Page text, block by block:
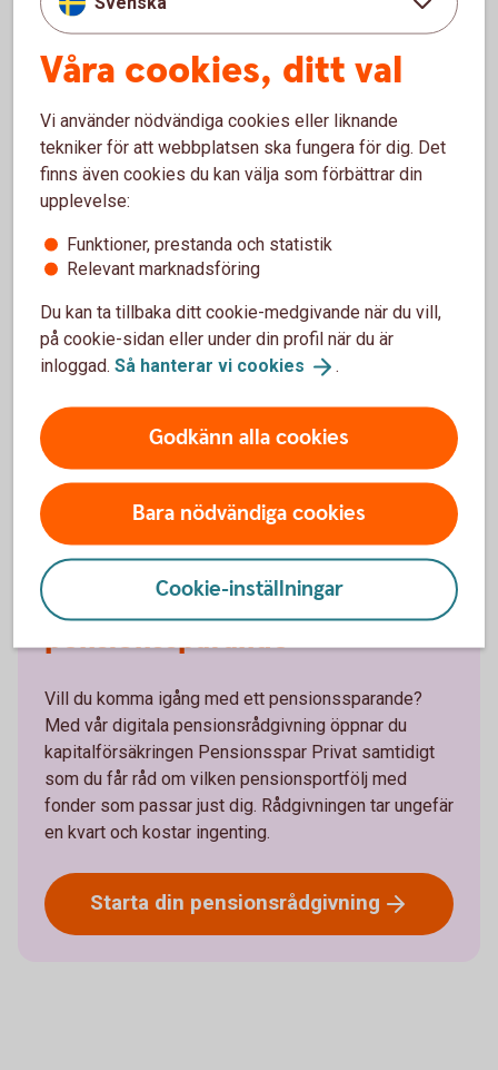
Skattat och klart
Du kan när som helst kostnads- och skattefritt
byta fonder under spartiden.
skattefria. I stället dras en schablonskatt, så
kallad avkastningsskatt, varje år.
Förtida uttag (så kallat återköp) är avgiftsfritt.
Däremot tas ännu ej betald avkastningsskatt ut.
Mer information
Pris
Villkor och mer information
Få ett råd om ditt privata
pensionssparande
Vill du komma igång med ett pensionssparande?
Med vår digitala pensionsrådgivning öppnar du
kapitalförsäkringen Pensionsspar Privat samtidigt
som du får råd om vilken pensionsportfölj med
fonder som passar just dig. Rådgivningen tar ungefär
en kvart och kostar ingenting.
Starta din pensionsrådgivning
Våra cookies, ditt val
Vi använder nödvändiga cookies eller liknande
tekniker för att webbplatsen ska fungera för dig. Det
finns även cookies du kan välja som förbättrar din
upplevelse:
Funktioner, prestanda och statistik
Relevant marknadsföring
Du kan ta tillbaka ditt cookie-medgivande när du vill,
på cookie-sidan eller under din profil när du är
inloggad. Så hanterar vi cookies .
Godkänn alla cookies
Bara nödvändiga cookies
Cookie-inställningar